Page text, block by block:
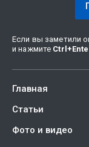
Если вы заметили
и нажмите Ctrl +
Главная
Статьи
Фото и видео